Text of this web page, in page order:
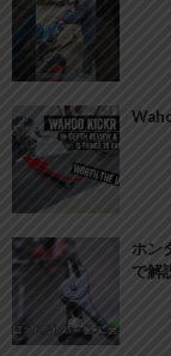
ホン
で解